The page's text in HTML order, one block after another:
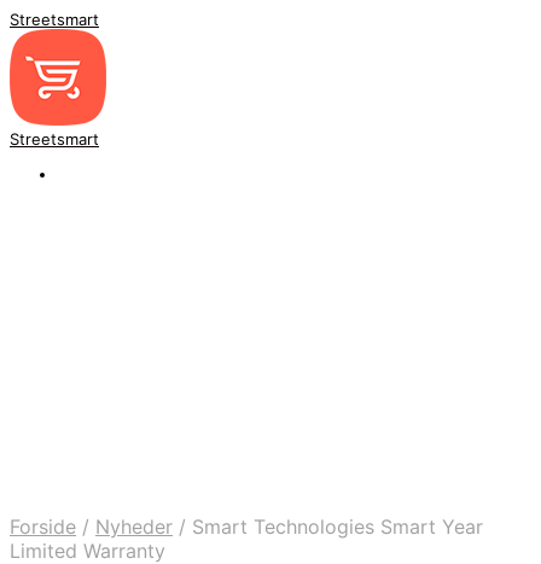
Streetsmart
Streetsmart
Forside / Nyheder / Smart Technologies Smart Year
Limited Warranty